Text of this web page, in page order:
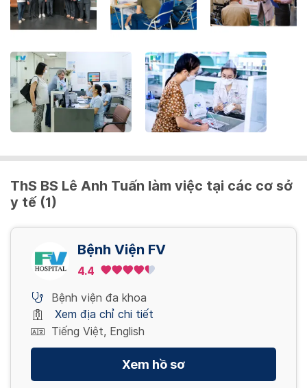
the
keyboard
shortcuts
for
changing
dates.
ThS BS Lê Anh Tuấn làm việc tại các cơ sở
y tế (1)
Bệnh Viện FV
4.4
Bệnh viện đa khoa
Xem địa chỉ chi tiết
Tiếng Việt, English
Xem hồ sơ